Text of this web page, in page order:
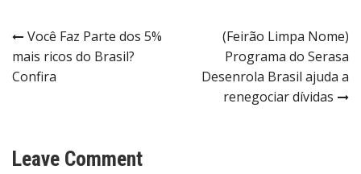
Post
navigation
Você Faz Parte dos 5%
mais ricos do Brasil?
Confira
(Feirão Limpa Nome)
Programa do Serasa
Desenrola Brasil ajuda a
renegociar dívidas
Leave Comment